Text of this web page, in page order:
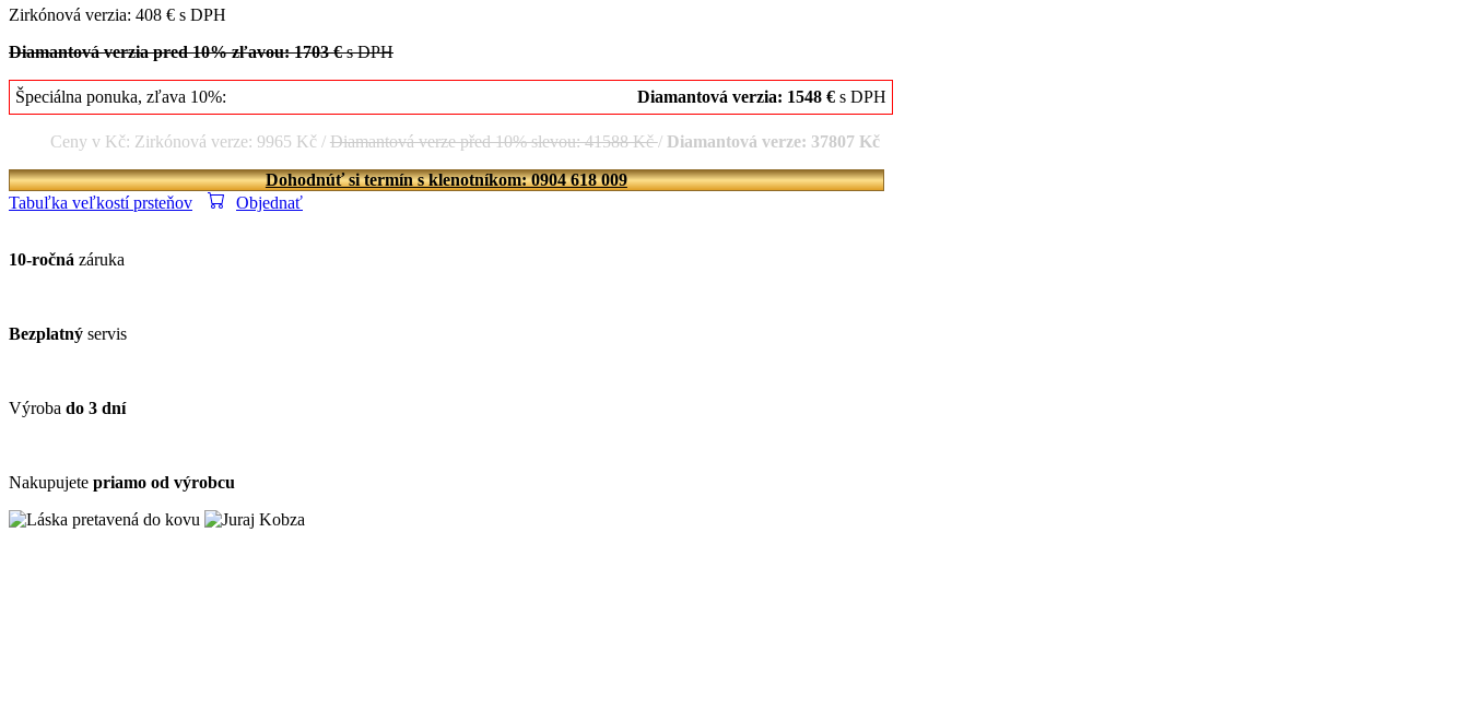
Zirkónová verzia: 408 € s DPH
Diamantová verzia pred 10% zľavou: 1703 €s DPH
Špeciálna ponuka, zľava 10%: Diamantová verzia: 1548 €s DPH
Ceny v Kč: Zirkónová verze: 9965 Kč / Diamantová verze před 10% slevou: 41588 Kč/ Diamantová verze: 37807 Kč
Dohodnúť si termín s klenotníkom: 0904 618 009
Tabuľka veľkostí prsteňov
Objednať
10-ročná záruka
Bezplatný servis
Výroba do 3 dní
Nakupujete priamo od výrobcu